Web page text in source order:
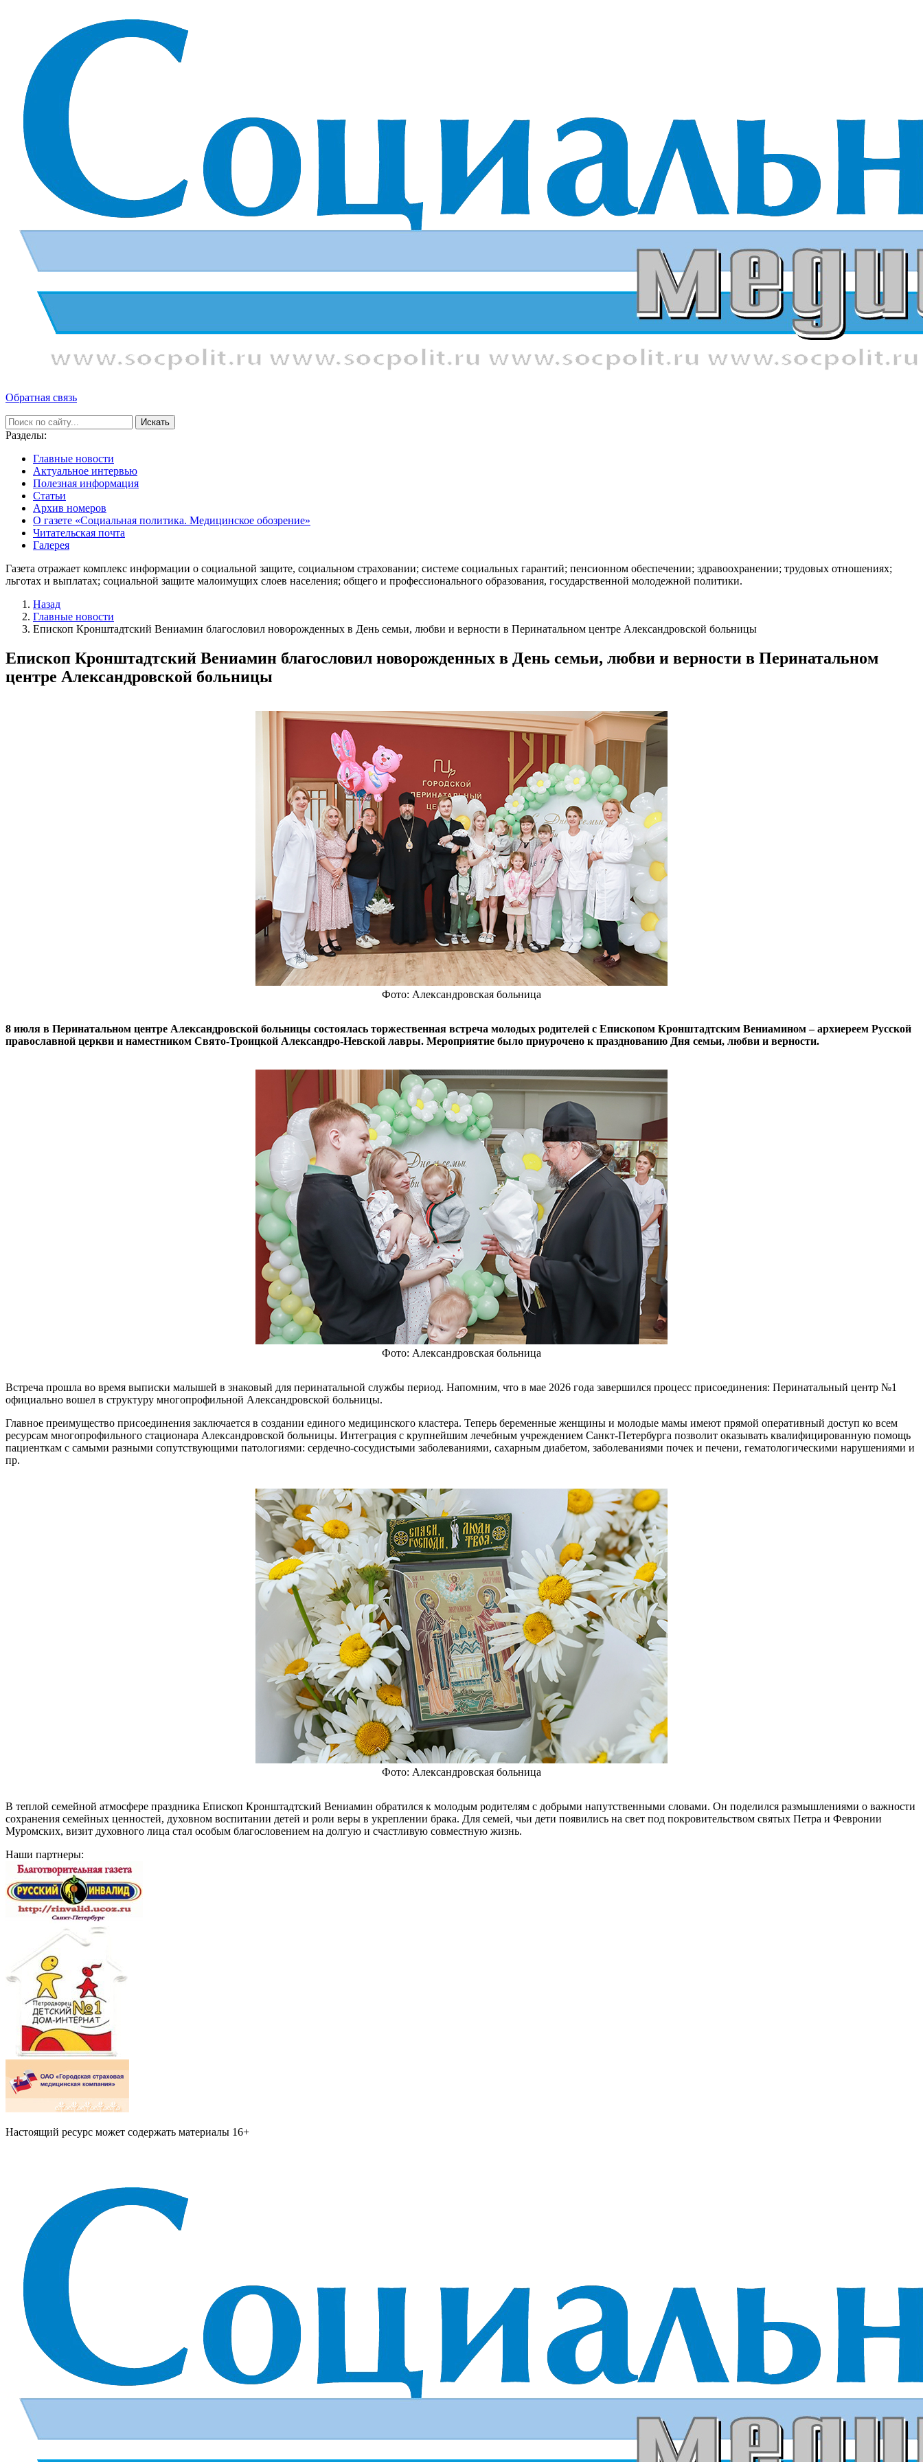
Обратная связь
Искать
Разделы:
Главные новости
Актуальное интервью
Полезная информация
Статьи
Архив номеров
О газете «Социальная политика. Медицинское обозрение»
Читательская почта
Галерея
Газета отражает комплекс информации о социальной защите, социальном страховании; системе социальных гарантий; пенсионном обеспечении; здравоохранении; трудовых отношениях;
льготах и выплатах; социальной защите малоимущих слоев населения; общего и профессионального образования, государственной молодежной политики.
Назад
Главные новости
Епископ Кронштадтский Вениамин благословил новорожденных в День семьи, любви и верности в Перинатальном центре Александровской больницы
Епископ Кронштадтский Вениамин благословил новорожденных в День семьи, любви и верности в Перинатальном
центре Александровской больницы
Фото: Александровская больница
8 июля в Перинатальном центре Александровской больницы состоялась торжественная встреча молодых родителей с Епископом Кронштадтским Вениамином – архиереем Русской
православной церкви и наместником Свято-Троицкой Александро-Невской лавры. Мероприятие было приурочено к празднованию Дня семьи, любви и верности.
Фото: Александровская больница
Встреча прошла во время выписки малышей в знаковый для перинатальной службы период. Напомним, что в мае 2026 года завершился процесс присоединения: Перинатальный центр №1
официально вошел в структуру многопрофильной Александровской больницы.
Главное преимущество присоединения заключается в создании единого медицинского кластера. Теперь беременные женщины и молодые мамы имеют прямой оперативный доступ ко всем
ресурсам многопрофильного стационара Александровской больницы. Интеграция с крупнейшим лечебным учреждением Санкт-Петербурга позволит оказывать квалифицированную помощь
пациенткам с самыми разными сопутствующими патологиями: сердечно-сосудистыми заболеваниями, сахарным диабетом, заболеваниями почек и печени, гематологическими нарушениями и
пр.
Фото: Александровская больница
В теплой семейной атмосфере праздника Епископ Кронштадтский Вениамин обратился к молодым родителям с добрыми напутственными словами. Он поделился размышлениями о важности
сохранения семейных ценностей, духовном воспитании детей и роли веры в укреплении брака. Для семей, чьи дети появились на свет под покровительством святых Петра и Февронии
Муромских, визит духовного лица стал особым благословением на долгую и счастливую совместную жизнь.
Наши партнеры:
Настоящий ресурс может содержать материалы 16+